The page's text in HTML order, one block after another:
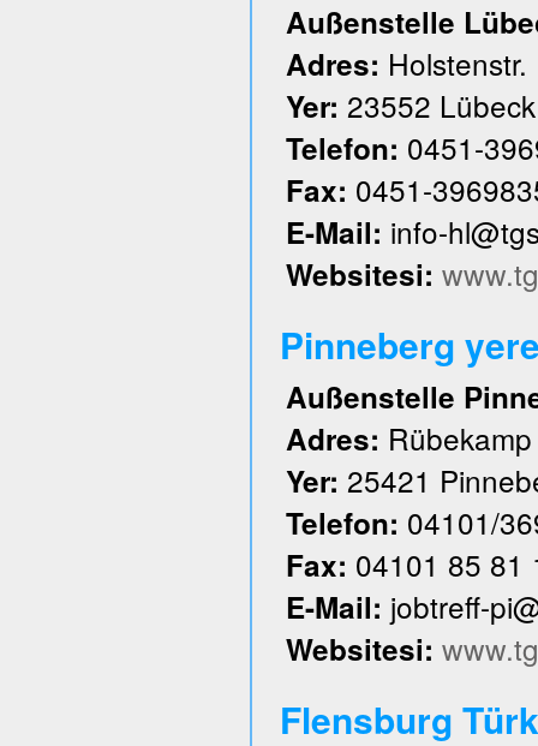
Außenstelle
Adres:
Yer: 23552 Lübeck
Telefon: 0451-
Fax: 0451-
E-Mail: info-
Websitesi:
Pinneberg
Außenstelle
Adres:
Yer: 25421
Telefon: 04101/
Fax: 04101 85 81
E-Mail: jobtreff-
Websitesi:
Flensburg